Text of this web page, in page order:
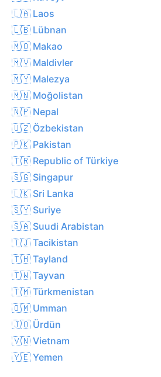
🇱🇦 Laos
🇱🇧 Lübnan
🇲🇴 Makao
🇲🇻 Maldivler
🇲🇾 Malezya
🇲🇳 Moğolistan
🇳🇵 Nepal
🇺🇿 Özbekistan
🇵🇰 Pakistan
🇹🇷 Republic of Türkiye
🇸🇬 Singapur
🇱🇰 Sri Lanka
🇸🇾 Suriye
🇸🇦 Suudi Arabistan
🇹🇯 Tacikistan
🇹🇭 Tayland
🇹🇼 Tayvan
🇹🇲 Türkmenistan
🇴🇲 Umman
🇯🇴 Ürdün
🇻🇳 Vietnam
🇾🇪 Yemen